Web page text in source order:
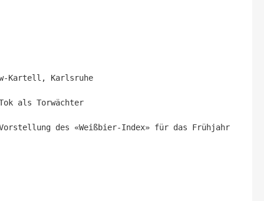
Kartell, Karlsruhe
als Torwächter
des «Weißbier-Index» für das Frühjahr